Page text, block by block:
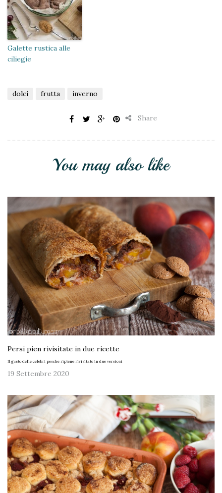
Galette rustica alle
ciliegie
dolci frutta inverno
Share
You may also like
Persi pien rivisitate in due ricette
Il gusto delle celebri pesche ripiene rivisitato in due versioni
19 Settembre 2020